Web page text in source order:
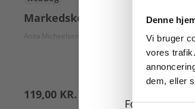
Denne
Vi bruger
vores
dem, eller
Markedskommunikation C
Anita Micheelsen Jess Christiansen
119,00 KR.
Køb
For